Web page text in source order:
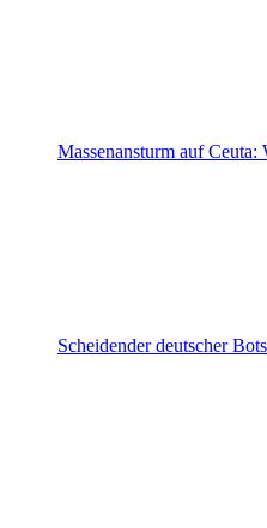
Massenansturm auf
Scheidender deutscher